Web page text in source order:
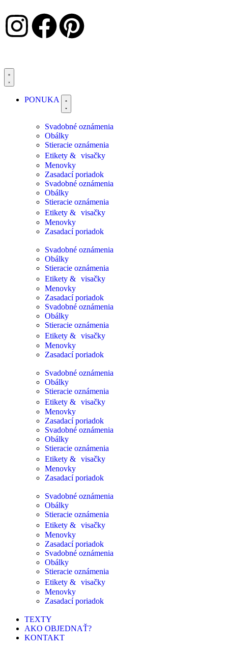
PONUKA
Svadobné oznámenia
Obálky
Stieracie oznámenia
Etikety & visačky
Menovky
Zasadací poriadok
Svadobné oznámenia
Obálky
Stieracie oznámenia
Etikety & visačky
Menovky
Zasadací poriadok
Svadobné oznámenia
Obálky
Stieracie oznámenia
Etikety & visačky
Menovky
Zasadací poriadok
Svadobné oznámenia
Obálky
Stieracie oznámenia
Etikety & visačky
Menovky
Zasadací poriadok
Svadobné oznámenia
Obálky
Stieracie oznámenia
Etikety & visačky
Menovky
Zasadací poriadok
Svadobné oznámenia
Obálky
Stieracie oznámenia
Etikety & visačky
Menovky
Zasadací poriadok
Svadobné oznámenia
Obálky
Stieracie oznámenia
Etikety & visačky
Menovky
Zasadací poriadok
Svadobné oznámenia
Obálky
Stieracie oznámenia
Etikety & visačky
Menovky
Zasadací poriadok
TEXTY
AKO OBJEDNAŤ?
KONTAKT